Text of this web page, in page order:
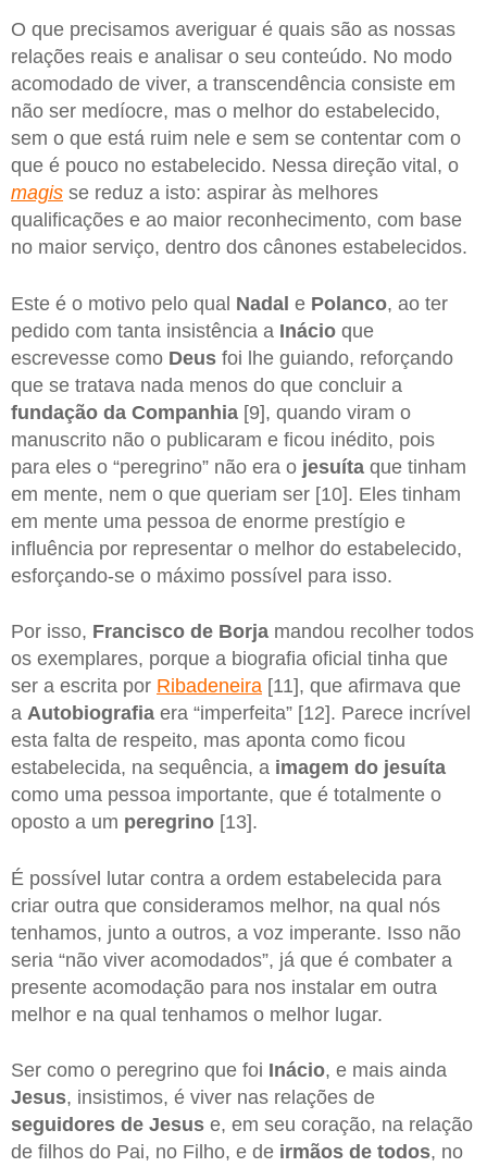
O que precisamos averiguar é quais são as nossas
relações reais e analisar o seu conteúdo. No modo
acomodado de viver, a transcendência consiste em
não ser medíocre, mas o melhor do estabelecido,
sem o que está ruim nele e sem se contentar com o
que é pouco no estabelecido. Nessa direção vital, o
magis se reduz a isto: aspirar às melhores
qualificações e ao maior reconhecimento, com base
no maior serviço, dentro dos cânones estabelecidos.
Este é o motivo pelo qual Nadal e Polanco, ao ter
pedido com tanta insistência a Inácio que
escrevesse como Deus foi lhe guiando, reforçando
que se tratava nada menos do que concluir a
fundação da Companhia [9], quando viram o
manuscrito não o publicaram e ficou inédito, pois
para eles o “peregrino” não era o jesuíta que tinham
em mente, nem o que queriam ser [10]. Eles tinham
em mente uma pessoa de enorme prestígio e
influência por representar o melhor do estabelecido,
esforçando-se o máximo possível para isso.
Por isso, Francisco de Borja mandou recolher todos
os exemplares, porque a biografia oficial tinha que
ser a escrita por Ribadeneira [11], que afirmava que
a Autobiografia era “imperfeita” [12]. Parece incrível
esta falta de respeito, mas aponta como ficou
estabelecida, na sequência, a imagem do jesuíta
como uma pessoa importante, que é totalmente o
oposto a um peregrino [13].
É possível lutar contra a ordem estabelecida para
criar outra que consideramos melhor, na qual nós
tenhamos, junto a outros, a voz imperante. Isso não
seria “não viver acomodados”, já que é combater a
presente acomodação para nos instalar em outra
melhor e na qual tenhamos o melhor lugar.
Ser como o peregrino que foi Inácio, e mais ainda
Jesus, insistimos, é viver nas relações de
seguidores de Jesus e, em seu coração, na relação
de filhos do Pai, no Filho, e de irmãos de todos, no